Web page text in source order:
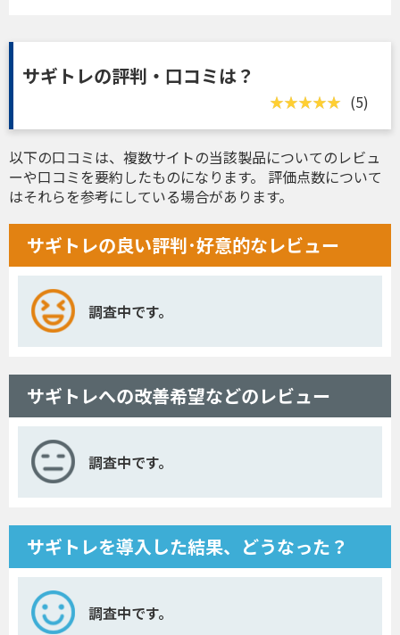
サギトレの評判・口コミは？
(5)
以下の口コミは、複数サイトの当該製品についてのレビュ
ーや口コミを要約したものになります。 評価点数について
はそれらを参考にしている場合があります。
サギトレの良い評判･好意的なレビュー
調査中です。
サギトレへの改善希望などのレビュー
調査中です。
サギトレを導入した結果、どうなった？
調査中です。